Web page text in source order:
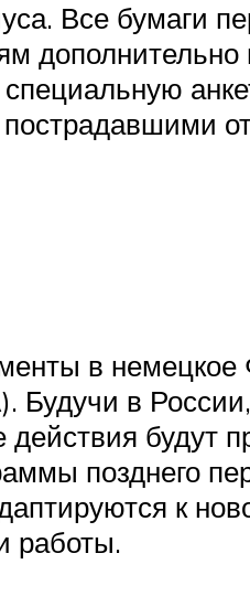
Все бумаги
в немецкое
в
будут
позднего
к
работы.